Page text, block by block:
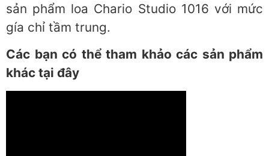
sản phẩm loa Chario Studio 1016 với mức
gía chỉ tầm trung.
Các bạn có thể tham khảo các sản phẩm
khác tại đây